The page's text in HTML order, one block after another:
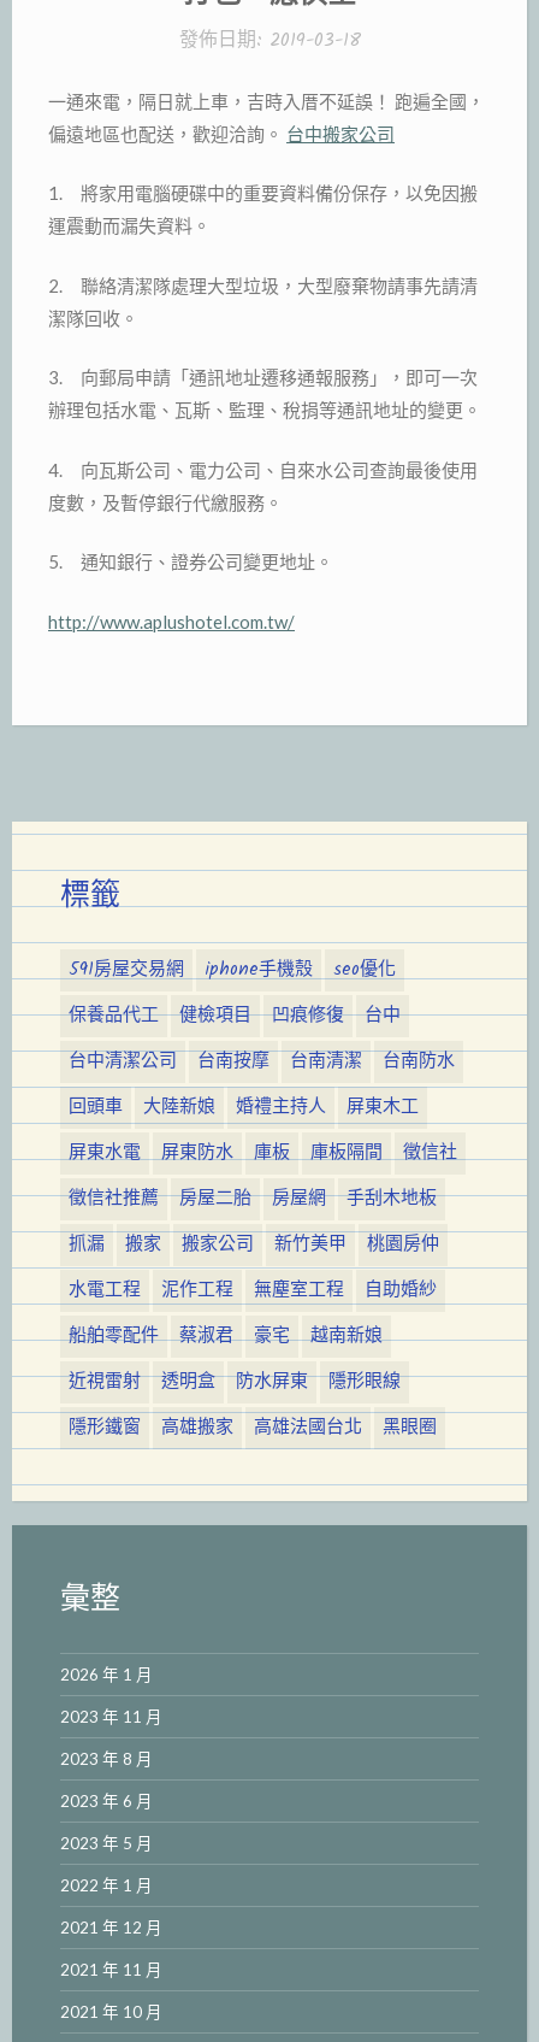
發佈日期: 2019-03-18
一通來電，隔日就上車，吉時入厝不延誤！ 跑遍全國，
偏遠地區也配送，歡迎洽詢。 台中搬家公司
1. 將家用電腦硬碟中的重要資料備份保存，以免因搬
運震動而漏失資料。
2. 聯絡清潔隊處理大型垃圾，大型廢棄物請事先請清
潔隊回收。
3. 向郵局申請「通訊地址遷移通報服務」，即可一次
辦理包括水電、瓦斯、監理、稅捐等通訊地址的變更。
4. 向瓦斯公司、電力公司、自來水公司查詢最後使用
度數，及暫停銀行代繳服務。
5. 通知銀行、證券公司變更地址。
http://www.aplushotel.com.tw/
標籤
591房屋交易網 iphone手機殼
seo優化
保養品代工
健檢項目 凹痕修復
台中
台中清潔公司
台南按摩 台南清潔
台南防水
回頭車
大陸新娘 婚禮主持人
屏東木工
屏東水電
屏東防水 庫板 庫板隔間
徵信社
徵信社推薦
房屋二胎 房屋網
手刮木地板
抓漏
搬家 搬家公司 新竹美甲
桃園房仲
水電工程
泥作工程 無塵室工程
自助婚紗
船舶零配件
蔡淑君 豪宅
越南新娘
近視雷射
透明盒 防水屏東
隱形眼線
隱形鐵窗
高雄搬家 高雄法國台北 黑眼圈
彙整
2026 年 1 月
2023 年 11 月
2023 年 8 月
2023 年 6 月
2023 年 5 月
2022 年 1 月
2021 年 12 月
2021 年 11 月
2021 年 10 月